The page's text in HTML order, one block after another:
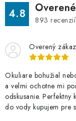
4.8 893 recenzií.
Overený
Okuliare bohužial
a velmi ochotne mi
odskusanie. Perfektny
do vody kupujem pre